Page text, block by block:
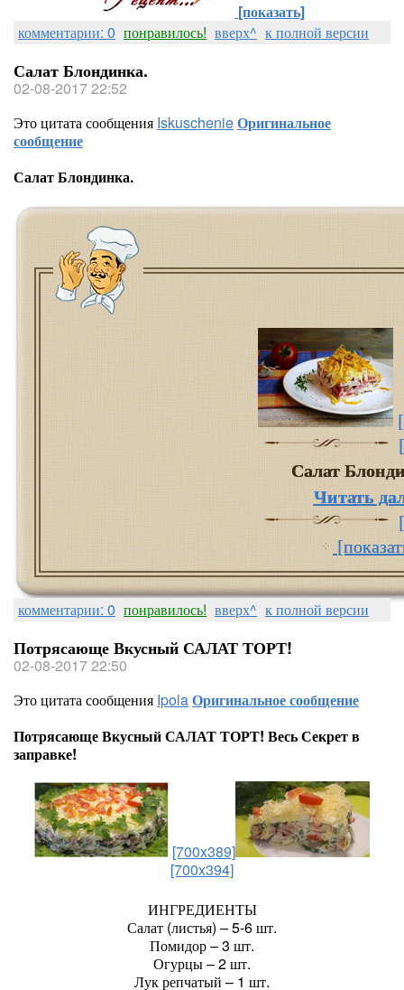
[показать]
комментарии: 0 понравилось! вверх^ к полной версии
Салат Блондинка.
02-08-2017 22:52
Это цитата сообщения IskuschenieОригинальное
сообщение
Салат Блондинка.
Салат
Читать
комментарии: 0 понравилось! вверх^ к полной версии
Потрясающе Вкусный САЛАТ ТОРТ!
02-08-2017 22:50
Это цитата сообщения IpolaОригинальное сообщение
Потрясающе Вкусный САЛАТ ТОРТ! Весь Секрет в
заправке!
[700x389]
[700x394]
ИНГРЕДИЕНТЫ
Салат (листья) – 5-6 шт.
Помидор – 3 шт.
Огурцы – 2 шт.
Лук репчатый – 1 шт.